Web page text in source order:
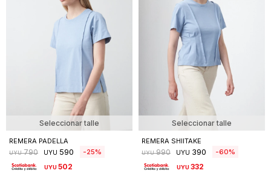
Seleccionar talle
REMERA PADELLA
UYU 790 UYU 590 25
UYU502
Seleccionar talle
REMERA SHIITAKE
UYU 990 UYU 390 60
UYU332